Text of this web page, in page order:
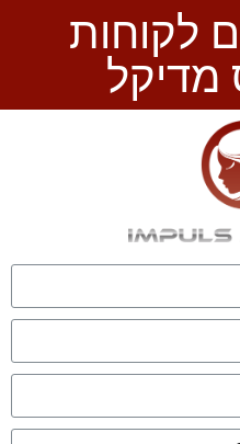
לקוחות
מדיקל